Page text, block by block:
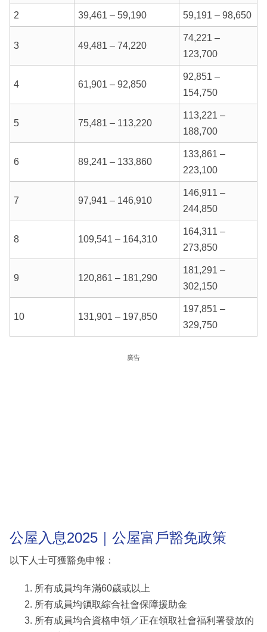
2 39,461 – 59,190 59,191 – 98,650
3 49,481 – 74,220
74,221 –
123,700
4 61,901 – 92,850
92,851 –
154,750
5 75,481 – 113,220
113,221 –
188,700
6 89,241 – 133,860
133,861 –
223,100
7 97,941 – 146,910
146,911 –
244,850
8 109,541 – 164,310
164,311 –
273,850
9 120,861 – 181,290
181,291 –
302,150
10 131,901 – 197,850
197,851 –
329,750
廣告
公屋入息2025｜公屋富戶豁免政策
以下人士可獲豁免申報：
所有成員均年滿60歲或以上
所有成員均領取綜合社會保障援助金
所有成員均合資格申領／正在領取社會福利署發放的